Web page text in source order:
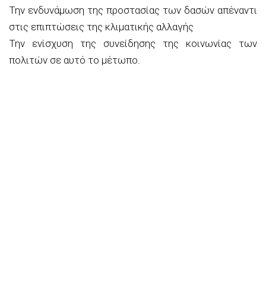
Την ενδυνάμωση της προστασίας των δασών απέναντι
στις επιπτώσεις της κλιματικής αλλαγής
Την ενίσχυση της συνείδησης της κοινωνίας των
πολιτών σε αυτό το μέτωπο.